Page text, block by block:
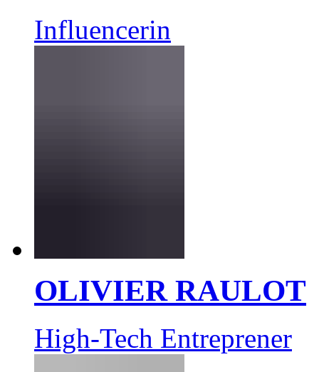
Influencerin
OLIVIER RAULOT
High-Tech Entreprener